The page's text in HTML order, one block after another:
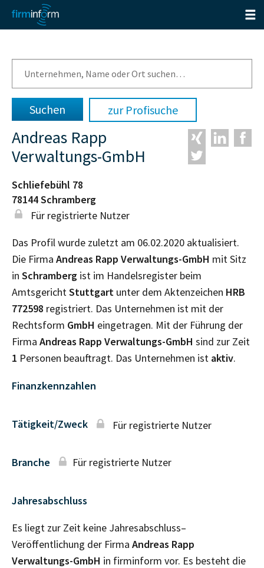
zur Profisuche
Andreas Rapp
Verwaltungs-GmbH
Schliefebühl 78
78144Schramberg
Für registrierte Nutzer
Das Profil wurde zuletzt am 06.02.2020 aktualisiert.
Die Firma Andreas Rapp Verwaltungs-GmbH mit Sitz
in Schramberg ist im Handelsregister beim
AmtsgerichtStuttgart unter dem Aktenzeichen HRB
772598 registriert. Das Unternehmen ist mit der
Rechtsform GmbH eingetragen. Mit der Führung der
Firma Andreas Rapp Verwaltungs-GmbH sind zur Zeit
1 Personen beauftragt. Das Unternehmen ist aktiv.
Finanzkennzahlen
Tätigkeit/Zweck Für registrierte Nutzer
Branche Für registrierte Nutzer
Jahresabschluss
Es liegt zur Zeit keine Jahresabschluss–
Veröffentlichung der Firma Andreas Rapp
Verwaltungs-GmbH in firminform vor. Es besteht die